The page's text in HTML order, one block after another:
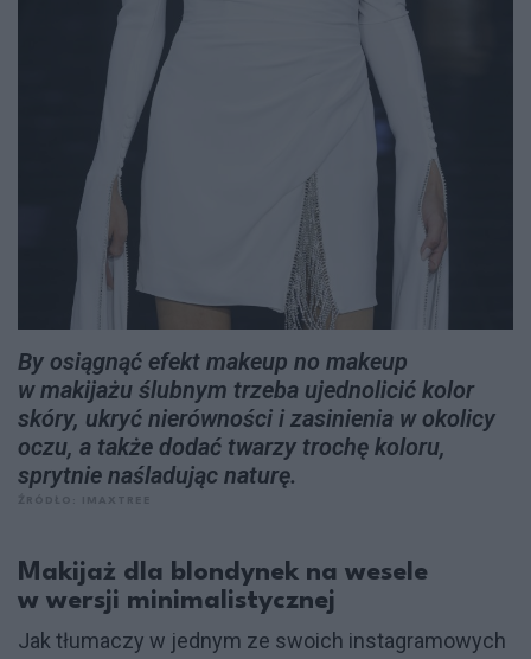
By osiągnąć efekt makeup no makeup
w makijażu ślubnym trzeba ujednolicić kolor
skóry, ukryć nierówności i zasinienia w okolicy
oczu, a także dodać twarzy trochę koloru,
sprytnie naśladując naturę.
Makijaż dla blondynek na wesele
w wersji minimalistycznej
Jak tłumaczy w jednym ze swoich instagramowych